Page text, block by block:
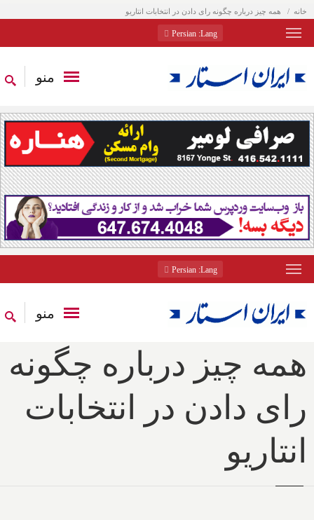
خانه همه چیز درباره چگونه رای دادن در انتخابات انتاریو
Lang
: Persian
منو
Lang
: Persian
منو
همه چیز درباره چگونه
رای دادن در انتخابات
انتاریو